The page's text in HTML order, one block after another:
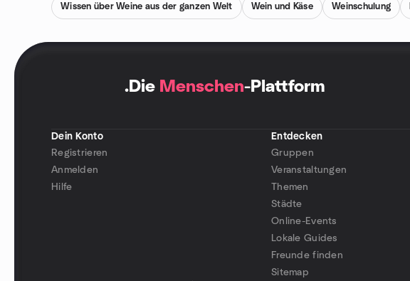
Wissen über Weine aus der ganzen Welt Wein und Käse Weinschulung
. Die Menschen-Plattform
Dein Konto
Registrieren
Anmelden
Hilfe
Entdecken
Gruppen
Veranstaltungen
Themen
Städte
Online-Events
Lokale Guides
Freunde finden
Sitemap